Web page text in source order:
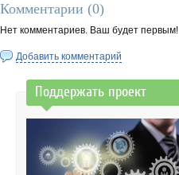
Комментарии (0)
Нет комментариев. Ваш будет первым!
Добавить комментарий
Поддержать проект